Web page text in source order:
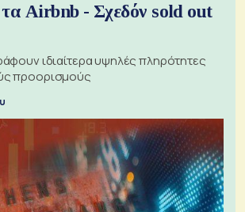
Airbnb - Σχεδόν sold out
ιδιαίτερα υψηλές πληρότητες
προορισμούς